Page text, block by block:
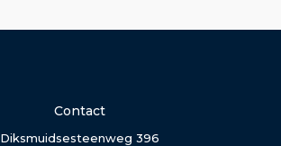
Contact
Diksmuidsesteenweg 396